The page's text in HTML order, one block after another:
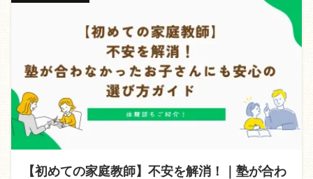
【初めての家庭教師】不安を解消！｜塾が合わ